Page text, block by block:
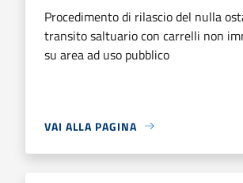
Procedimento di rilascio del nulla
transito saltuario con carrelli non
su area ad uso pubblico
VAI ALLA PAGINA